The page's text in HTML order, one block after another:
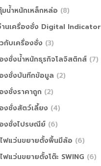
น้ำหนักเหล็กหล่อ (8)
นเครื่องชั่ง Digital Indicator
กับเครื่องชั่ง (3)
งชั่งน้ำหนักธุรกิจโลจิสติกส์ (7)
งชั่งบันทึกข้อมูล (2)
งชั่งราคาถูก (2)
งชั่งสัตว์เลี้ยง (4)
งชั่งไปรษณีย์ (6)
ฟแว่นขยายตั้งพื้นมีล้อ (6)
ฟแว่นขยายตั้งโต๊ะ SWING (6)